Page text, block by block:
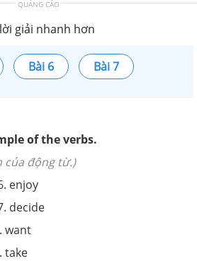
QUẢNG CÁO
giải nhanh hơn
Bài 6 Bài 7
of the verbs.
của động từ.)